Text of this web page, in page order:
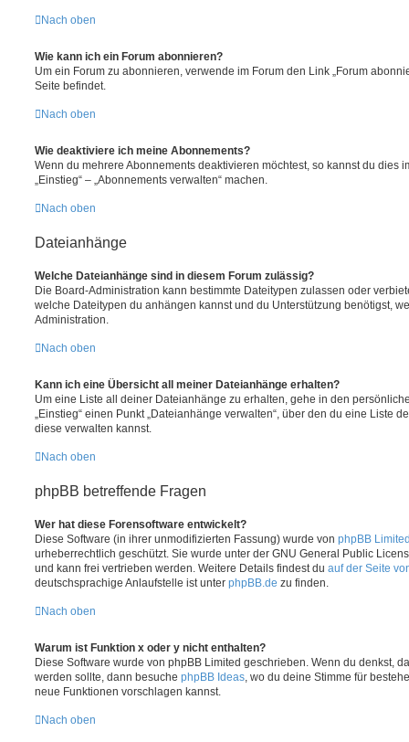
Nach oben
Wie kann ich ein Forum abonnieren?
Um ein Forum zu abonnieren, verwende im Forum den Link „Forum
Seite befindet.
Nach oben
Wie deaktiviere ich meine Abonnements?
Wenn du mehrere Abonnements deaktivieren möchtest, so kannst du dies
„Einstieg“ – „Abonnements verwalten“ machen.
Nach oben
Dateianhänge
Welche Dateianhänge sind in diesem Forum zulässig?
Die Board-Administration kann bestimmte Dateitypen zulassen oder
welche Dateitypen du anhängen kannst und du Unterstützung benötigst,
Administration.
Nach oben
Kann ich eine Übersicht all meiner Dateianhänge erhalten?
Um eine Liste all deiner Dateianhänge zu erhalten, gehe in den
„Einstieg“ einen Punkt „Dateianhänge verwalten“, über den du eine Liste
diese verwalten kannst.
Nach oben
phpBB betreffende Fragen
Wer hat diese Forensoftware entwickelt?
Diese Software (in ihrer unmodifizierten Fassung) wurde von phpBB
urheberrechtlich geschützt. Sie wurde unter der GNU General Public
und kann frei vertrieben werden. Weitere Details findest du auf der Seite
deutschsprachige Anlaufstelle ist unter phpBB.de zu finden.
Nach oben
Warum ist Funktion x oder y nicht enthalten?
Diese Software wurde von phpBB Limited geschrieben. Wenn du denkst,
werden sollte, dann besuche phpBB Ideas, wo du deine Stimme für
neue Funktionen vorschlagen kannst.
Nach oben